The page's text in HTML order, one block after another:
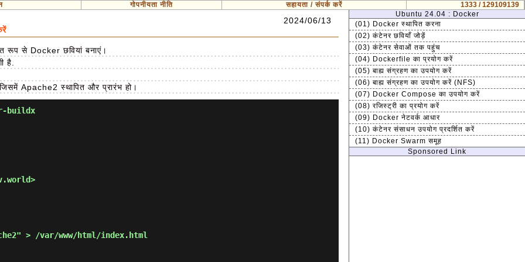
गोपनीयता नीति सहायता / संपर्क करें 1333 / 129109139
2024/06/13
रूप से Docker छवियां बनाएं।
है.
Apache2 स्थापित और प्रारंभ हो।
buildx
> /var/www/html/index.html
Ubuntu 24.04 : Docker
(01) Docker स्थापित करना
(02) कंटेनर छवियाँ जोड़ें
(03) कंटेनर सेवाओं तक पहुंच
(04) Dockerfile का प्रयोग करें
(05) बाह्य संग्रहण का उपयोग करें
(06) बाह्य संग्रहण का उपयोग करें (NFS)
(07) Docker Compose का उपयोग करें
(08) रजिस्ट्री का प्रयोग करें
(09) Docker नेटवर्क आधार
(10) कंटेनर संसाधन उपयोग प्रदर्शित करें
(11) Docker Swarm समूह
Sponsored Link